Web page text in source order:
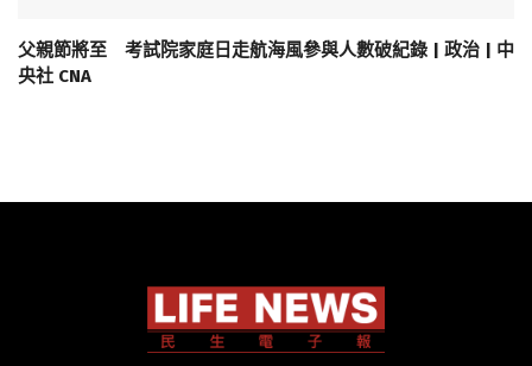
父親節將至 考試院家庭日走航海風參與人數破紀錄 | 政治 | 中
央社 CNA